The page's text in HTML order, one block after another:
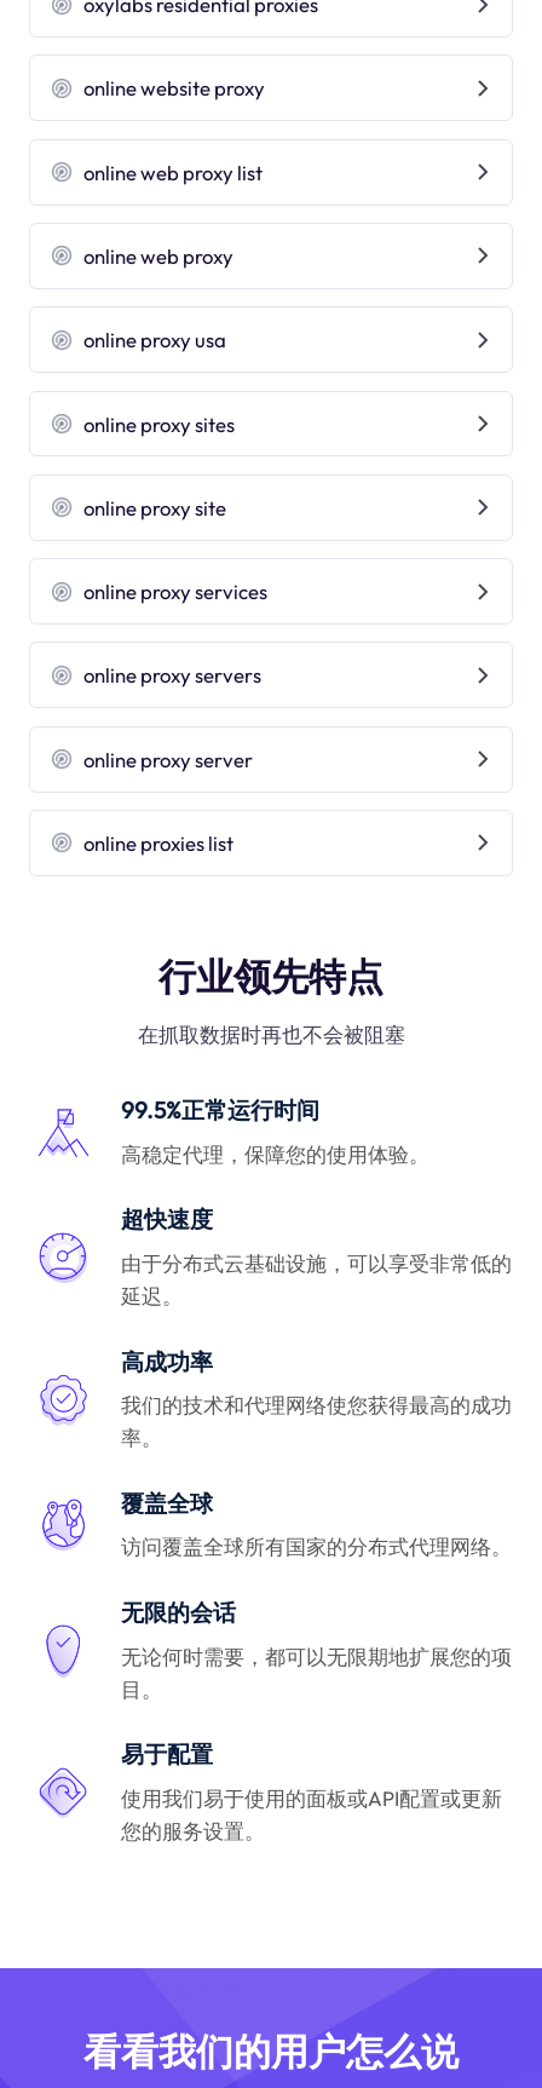
online website proxy
online web proxy list
online web proxy
online proxy usa
online proxy sites
online proxy site
online proxy services
online proxy servers
online proxy server
online proxies list
行业领先特点
在抓取数据时再也不会被阻塞
99.5%正常运行时间
高稳定代理，保障您的使用体验。
超快速度
由于分布式云基础设施，可以享受非常低的
延迟。
高成功率
我们的技术和代理网络使您获得最高的成功
率。
覆盖全球
访问覆盖全球所有国家的分布式代理网络。
无限的会话
无论何时需要，都可以无限期地扩展您的项
目。
易于配置
使用我们易于使用的面板或API配置或更新
您的服务设置。
看看我们的用户怎么说